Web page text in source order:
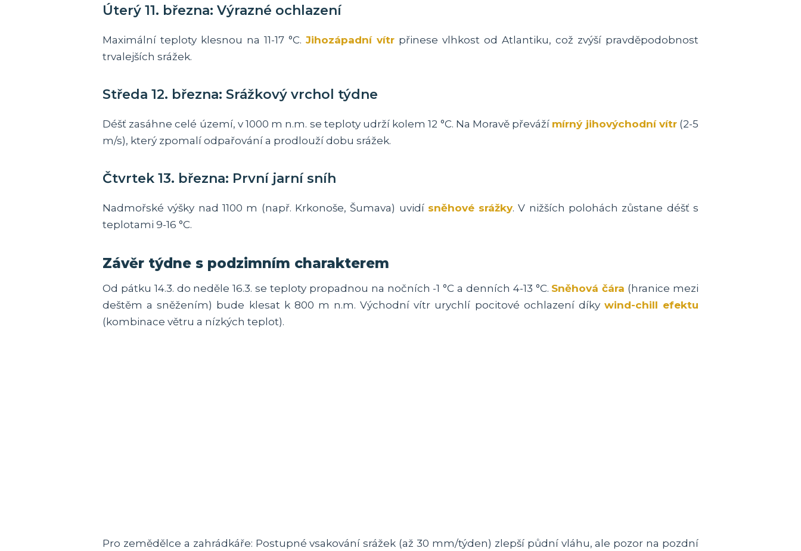
Úterý 11. března: Výrazné ochlazení
Maximální teploty klesnou na 11-17 °C. Jihozápadní vítr přinese vlhkost od Atlantiku, což zvýší pravděpodobnost
trvalejších srážek.
Středa 12. března: Srážkový vrchol týdne
Déšť zasáhne celé území, v 1000 m n.m. se teploty udrží kolem 12 °C. Na Moravě převáží mírný jihovýchodní vítr(2-5
m/s), který zpomalí odpařování a prodlouží dobu srážek.
Čtvrtek 13. března: První jarní sníh
Nadmořské výšky nad 1100 m (např. Krkonoše, Šumava) uvidí sněhové srážky. V nižších polohách zůstane déšť s
teplotami 9-16 °C.
Závěr týdne s podzimním charakterem
Od pátku 14.3. do neděle 16.3. se teploty propadnou na nočních -1 °C a denních 4-13 °C. Sněhová čára (hranice mezi
deštěm a sněžením) bude klesat k 800 m n.m. Východní vítr urychlí pocitové ochlazení díky wind-chill efektu
(kombinace větru a nízkých teplot).
Pro zemědělce a zahrádkáře: Postupné vsakování srážek (až 30 mm/týden) zlepší půdní vláhu, ale pozor na pozdní